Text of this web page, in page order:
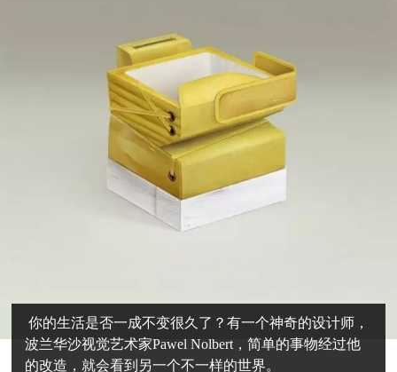
你的生活是否一成不变很久了？有一个神奇的设计师，
波兰华沙视觉艺术家Pawel Nolbert，简单的事物经过他
的改造，就会看到另一个不一样的世界。